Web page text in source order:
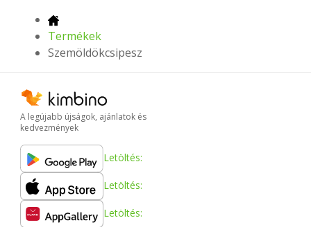
Termékek
Szemöldökcsipesz
A legújabb újságok, ajánlatok és
kedvezmények
Letöltés:
Letöltés:
Letöltés: